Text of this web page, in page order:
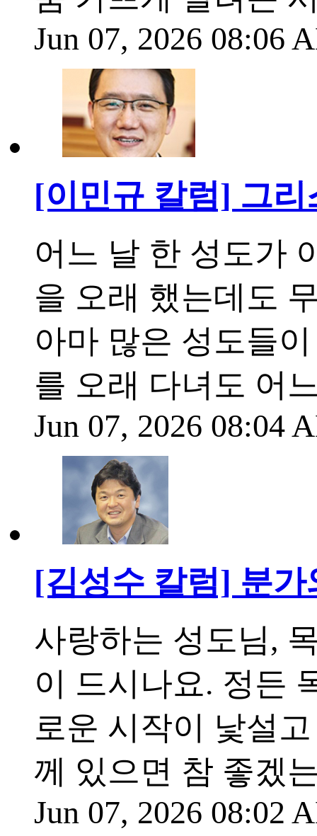
Jun 07, 2026 08:06
[이민규 칼럼] 그
어느 날 한 성도가
을 오래 했는데도
아마 많은 성도들
를 오래 다녀도 어
Jun 07, 2026 08:04
[김성수 칼럼] 분
사랑하는 성도님,
이 드시나요. 정든
로운 시작이 낯설
께 있으면 참 좋겠
Jun 07, 2026 08:02